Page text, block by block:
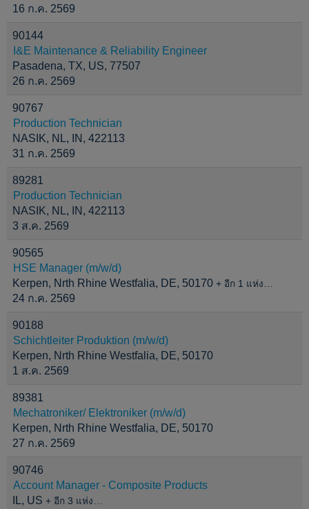
16 ก.ค. 2569
90144
I&E Maintenance & Reliability Engineer
Pasadena, TX, US, 77507
26 ก.ค. 2569
90767
Production Technician
NASIK, NL, IN, 422113
31 ก.ค. 2569
89281
Production Technician
NASIK, NL, IN, 422113
3 ส.ค. 2569
90565
HSE Manager (m/w/d)
Kerpen, Nrth Rhine Westfalia, DE, 50170 + อีก 1 แห่ง…
24 ก.ค. 2569
90188
Schichtleiter Produktion (m/w/d)
Kerpen, Nrth Rhine Westfalia, DE, 50170
1 ส.ค. 2569
89381
Mechatroniker/ Elektroniker (m/w/d)
Kerpen, Nrth Rhine Westfalia, DE, 50170
27 ก.ค. 2569
90746
Account Manager - Composite Products
IL, US + อีก 3 แห่ง…